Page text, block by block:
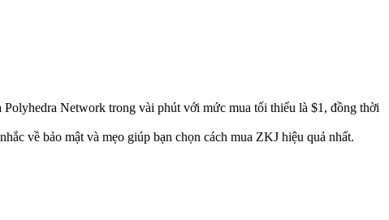
Polyhedra Network trong vài phút với mức mua tối thiểu là $1, đồng thời
về bảo mật và mẹo giúp bạn chọn cách mua ZKJ hiệu quả nhất.